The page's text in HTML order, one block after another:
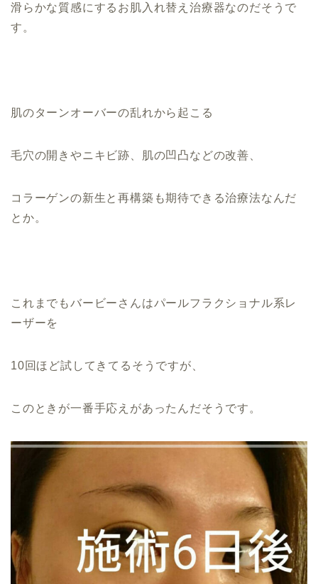
滑らかな質感にするお肌入れ替え治療器なのだそうで
す。
肌のターンオーバーの乱れから起こる
毛穴の開きやニキビ跡、肌の凹凸などの改善、
コラーゲンの新生と再構築も期待できる治療法なんだ
とか。
これまでもバービーさんはパールフラクショナル系レ
ーザーを
10回ほど試してきてるそうですが、
このときが一番手応えがあったんだそうです。